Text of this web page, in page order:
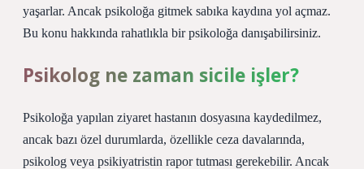
yaşarlar. Ancak psikoloğa gitmek sabıka kaydına yol açmaz.
Bu konu hakkında rahatlıkla bir psikoloğa danışabilirsiniz.
Psikolog ne zaman sicile işler?
Psikoloğa yapılan ziyaret hastanın dosyasına kaydedilmez,
ancak bazı özel durumlarda, özellikle ceza davalarında,
psikolog veya psikiyatristin rapor tutması gerekebilir. Ancak